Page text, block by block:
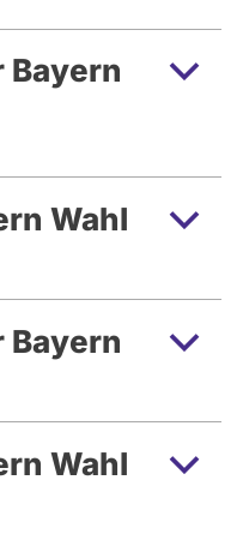
Wahl
Wahl